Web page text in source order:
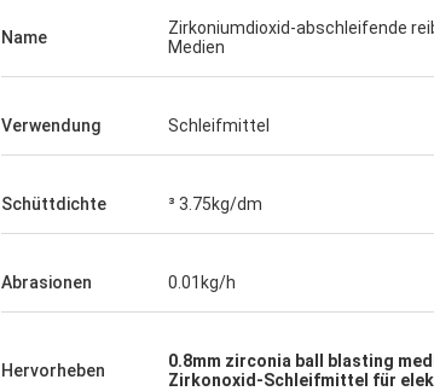
Name
Zirkoniumdioxid-abschleifende
Medien
Verwendung Schleifmittel
Schüttdichte ³ 3.75kg/dm
Abrasionen 0.01kg/h
Hervorheben 0.8mm zirconia ball blasting
Zirkonoxid-Schleifmittel für